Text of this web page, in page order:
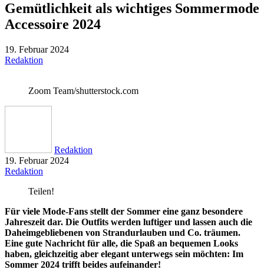
Gemütlichkeit als wichtiges Sommermode
Accessoire 2024
19. Februar 2024
Redaktion
Zoom Team/shutterstock.com
Redaktion
19. Februar 2024
Redaktion
Teilen!
Für viele Mode-Fans stellt der Sommer eine ganz besondere
Jahreszeit dar. Die Outfits werden luftiger und lassen auch die
Daheimgebliebenen von Strandurlauben und Co. träumen.
Eine gute Nachricht für alle, die Spaß an bequemen Looks
haben, gleichzeitig aber elegant unterwegs sein möchten: Im
Sommer 2024 trifft beides aufeinander!